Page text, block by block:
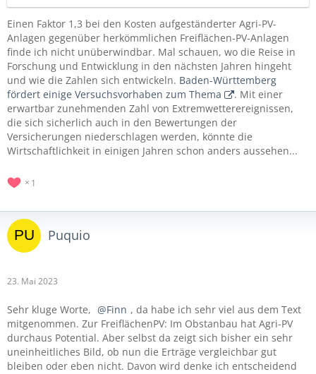
Einen Faktor 1,3 bei den Kosten aufgeständerter Agri-PV-
Anlagen gegenüber herkömmlichen Freiflächen-PV-Anlagen
finde ich nicht unüberwindbar. Mal schauen, wo die Reise in
Forschung und Entwicklung in den nächsten Jahren hingeht
und wie die Zahlen sich entwickeln. Baden-Württemberg
fördert einige Versuchsvorhaben zum Thema
. Mit einer
erwartbar zunehmenden Zahl von Extremwetterereignissen,
die sich sicherlich auch in den Bewertungen der
Versicherungen niederschlagen werden, könnte die
Wirtschaftlichkeit in einigen Jahren schon anders aussehen...
1
Puquio
23. Mai 2023
Sehr kluge Worte, Finn , da habe ich sehr viel aus dem Text
mitgenommen. Zur FreiflächenPV: Im Obstanbau hat Agri-PV
durchaus Potential. Aber selbst da zeigt sich bisher ein sehr
uneinheitliches Bild, ob nun die Erträge vergleichbar gut
bleiben oder eben nicht. Davon wird denke ich entscheidend